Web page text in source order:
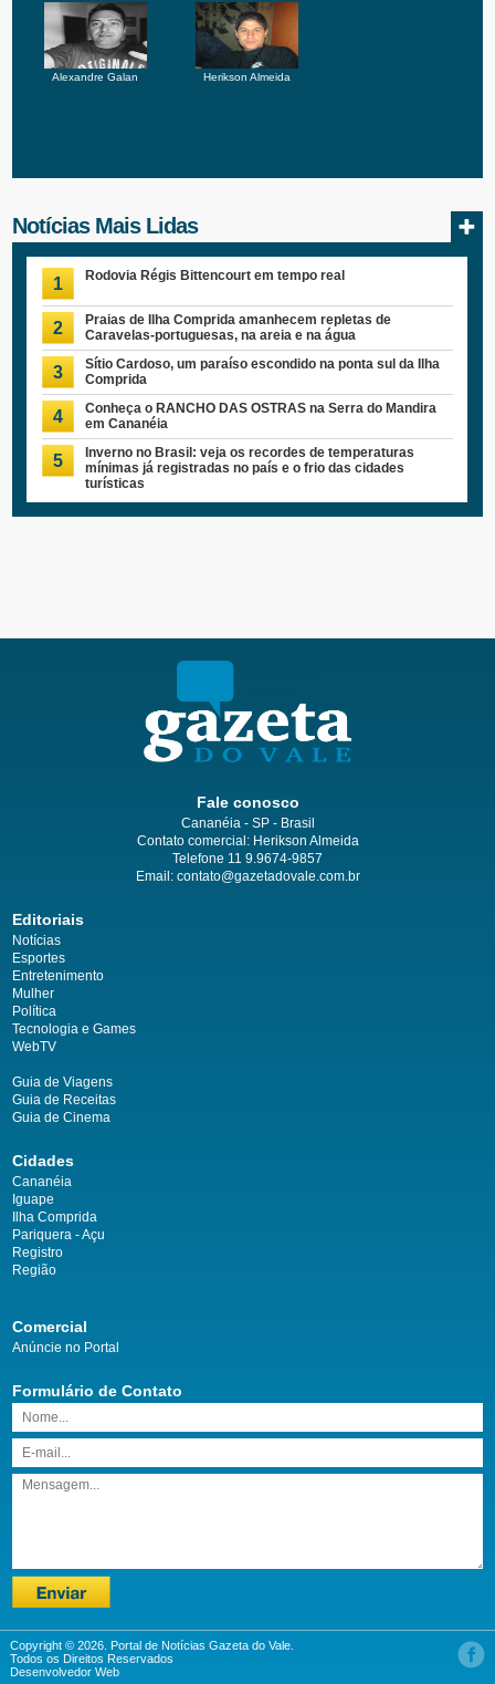
Alexandre Galan Herikson Almeida
Notícias Mais Lidas
1 Rodovia Régis Bittencourt em tempo real
2
Praias de Ilha Comprida amanhecem repletas de
Caravelas-portuguesas, na areia e na água
3
Sítio Cardoso, um paraíso escondido na ponta sul da Ilha
Comprida
4
Conheça o RANCHO DAS OSTRAS na Serra do Mandira
em Cananéia
5
Inverno no Brasil: veja os recordes de temperaturas
mínimas já registradas no país e o frio das cidades
turísticas
Fale conosco
Cananéia - SP - Brasil
Contato comercial: Herikson Almeida
Telefone 11 9.9674-9857
Email: contato@gazetadovale.com.br
Editoriais
Notícias
Esportes
Entretenimento
Mulher
Política
Tecnologia e Games
WebTV
Guia de Viagens
Guia de Receitas
Guia de Cinema
Cidades
Cananéia
Iguape
Ilha Comprida
Pariquera - Açu
Registro
Região
Comercial
Anúncie no Portal
Formulário de Contato
Copyright © 2026. Portal de Notícias Gazeta do Vale.
Todos os Direitos Reservados
Desenvolvedor Web